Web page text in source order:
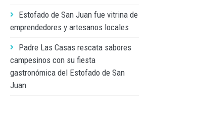
Estofado de San Juan fue vitrina de
emprendedores y artesanos locales
Padre Las Casas rescata sabores
campesinos con su fiesta
gastronómica del Estofado de San
Juan